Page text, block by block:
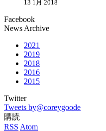
13 1月 2018
Facebook
News Archive
2021
2019
2018
2016
2015
Twitter
Tweets by@coreygoode
購読
RSS Atom